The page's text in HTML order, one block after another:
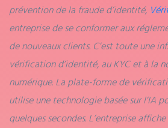
prévention de la fraude d’identité,
entreprise de se conformer aux
de nouveaux clients. C’est toute une
vérification d’identité, au KYC et à la
numérique. La plate-forme de
utilise une technologie basée sur l’IA
quelques secondes. L’entreprise